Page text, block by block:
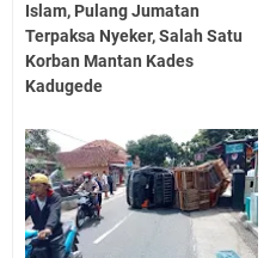
Islam, Pulang Jumatan
Terpaksa Nyeker, Salah Satu
Korban Mantan Kades
Kadugede